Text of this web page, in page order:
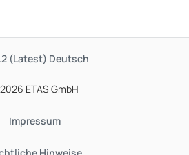
(Latest) Deutsch
ETAS GmbH
Impressum